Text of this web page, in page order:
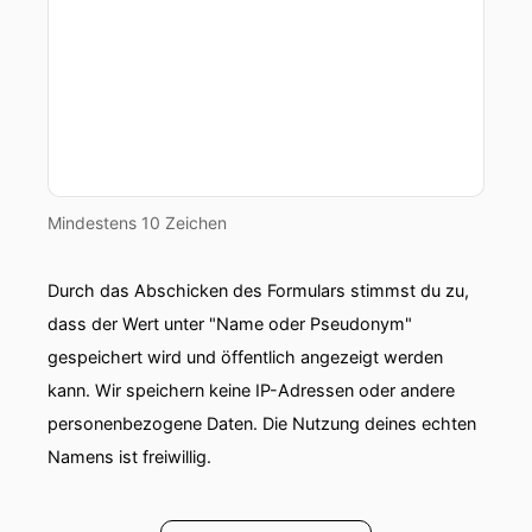
Claudia:das dann in mehr Meeresspiegel, also
Claudia:veränderte Pegel in Staudämmen oder
in Gewicht auf Gletschern,
Claudia: Erdbeben verändern kann bzw.
Claudia:Einfluss darauf hat, wie und wann sich
Erdbeben vielleicht entladen.
Das war ein kleines Opinion-Paper, das
Mindestens 10 Zeichen
Durch das Abschicken des Formulars stimmst du zu,
dass der Wert unter "Name oder Pseudonym"
gespeichert wird und öffentlich angezeigt werden
kann. Wir speichern keine IP-Adressen oder andere
personenbezogene Daten. Die Nutzung deines echten
Namens ist freiwillig.